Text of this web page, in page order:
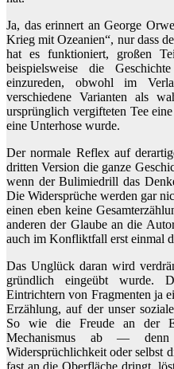
Ja, das erinnert an George
Krieg mit Ozeanien“, nur dass
hat es funktioniert, großen
beispielsweise die
einzureden, obwohl im
verschiedene Varianten als
ursprünglich vergifteten Tee
eine Unterhose wurde.
Der normale Reflex auf
dritten Version die ganze
wenn der Bulimiedrill das
Die Widersprüche werden gar
einen eben keine
anderen der Glaube an die
auch im Konfliktfall erst einmal
Das Unglück daran wird
gründlich eingeübt wurde.
Eintrichtern von Fragmenten ja
Erzählung, auf der unser
So wie die Freude an der
Mechanismus ab —
Widersprüchlichkeit oder selbst